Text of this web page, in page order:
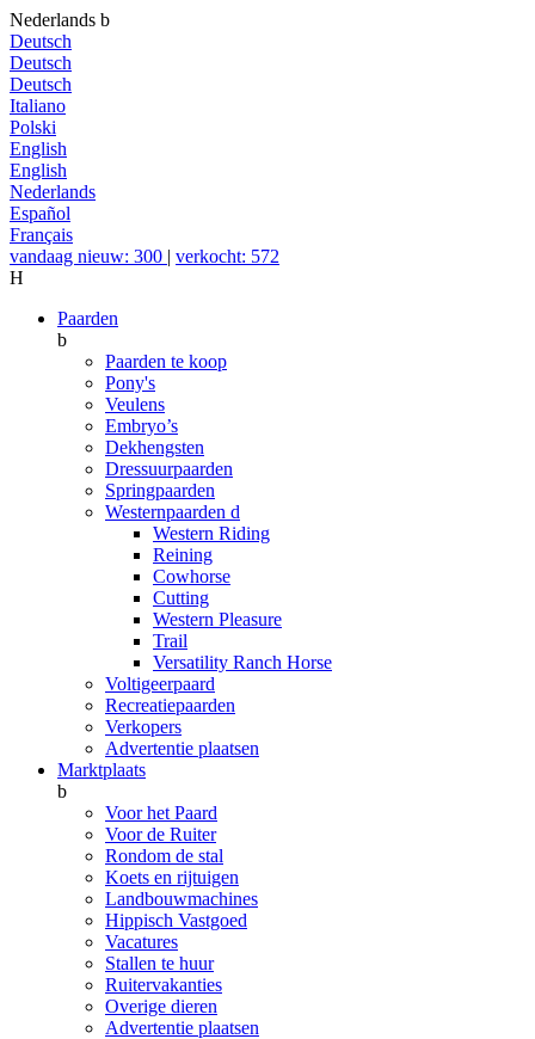
Nederlands b
Deutsch
Deutsch
Deutsch
Italiano
Polski
English
English
Nederlands
Español
Français
vandaag nieuw: 300 | verkocht: 572
H
Paarden
b
Paarden te koop
Pony's
Veulens
Embryo’s
Dekhengsten
Dressuurpaarden
Springpaarden
Westernpaarden d
Western Riding
Reining
Cowhorse
Cutting
Western Pleasure
Trail
Versatility Ranch Horse
Voltigeerpaard
Recreatiepaarden
Verkopers
Advertentie plaatsen
Marktplaats
b
Voor het Paard
Voor de Ruiter
Rondom de stal
Koets en rijtuigen
Landbouwmachines
Hippisch Vastgoed
Vacatures
Stallen te huur
Ruitervakanties
Overige dieren
Advertentie plaatsen